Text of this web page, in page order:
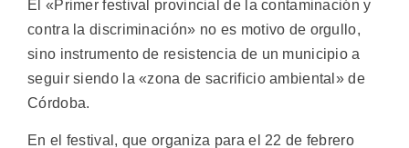
El «Primer festival provincial de la contaminación y
contra la discriminación» no es motivo de orgullo,
sino instrumento de resistencia de un municipio a
seguir siendo la «zona de sacrificio ambiental» de
Córdoba.
En el festival, que organiza para el 22 de febrero